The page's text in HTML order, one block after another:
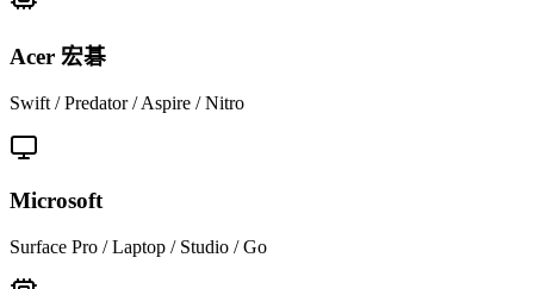
Acer 宏碁
Swift / Predator / Aspire / Nitro
Microsoft
Surface Pro / Laptop / Studio / Go